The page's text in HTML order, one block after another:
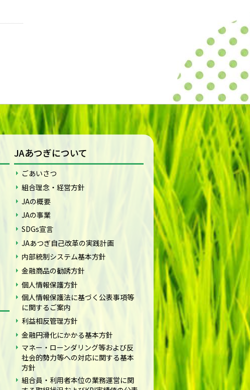
JAあつぎについて
ごあいさつ
組合理念・経営方針
JAの概要
JAの事業
SDGs宣言
JAあつぎ自己改革の実践計画
内部統制システム基本方針
金融商品の勧誘方針
個人情報保護方針
個人情報保護法に基づく公表事項等
に関するご案内
利益相反管理方針
金融円滑化にかかる基本方針
マネー・ローンダリング等および反
社会的勢力等への対応に関する基本
方針
組合員・利用者本位の業務運営に関